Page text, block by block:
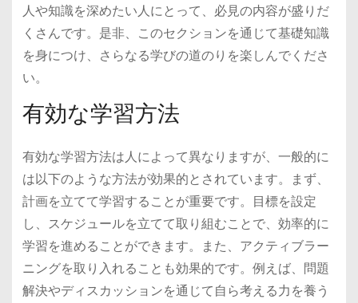
人や知識を深めたい人にとって、必見の内容が盛りだ
くさんです。是非、このセクションを通じて基礎知識
を身につけ、さらなる学びの道のりを楽しんでくださ
い。
有効な学習方法
有効な学習方法は人によって異なりますが、一般的に
は以下のような方法が効果的とされています。まず、
計画を立てて学習することが重要です。目標を設定
し、スケジュールを立てて取り組むことで、効率的に
学習を進めることができます。また、アクティブラー
ニングを取り入れることも効果的です。例えば、問題
解決やディスカッションを通じて自ら考える力を養う